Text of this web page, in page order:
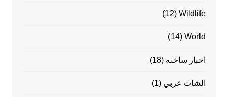
Wildlife
(12)
World
(14)
اخبار ساخنه (18)
الشات عربي (1)